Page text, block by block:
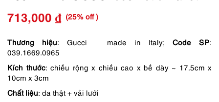
Giá
gốc
950,000 ₫.
713,000 ₫
Giá
hiện
713,000 ₫.
(25% off )
Thương hiệu: Gucci – made in Italy; Code SP:
039.1669.0965
Kích thước: chiều rộng x chiều cao x bề dày ~ 17.5cm x
10cm x 3cm
Chất liệu: da thật + vải lưới